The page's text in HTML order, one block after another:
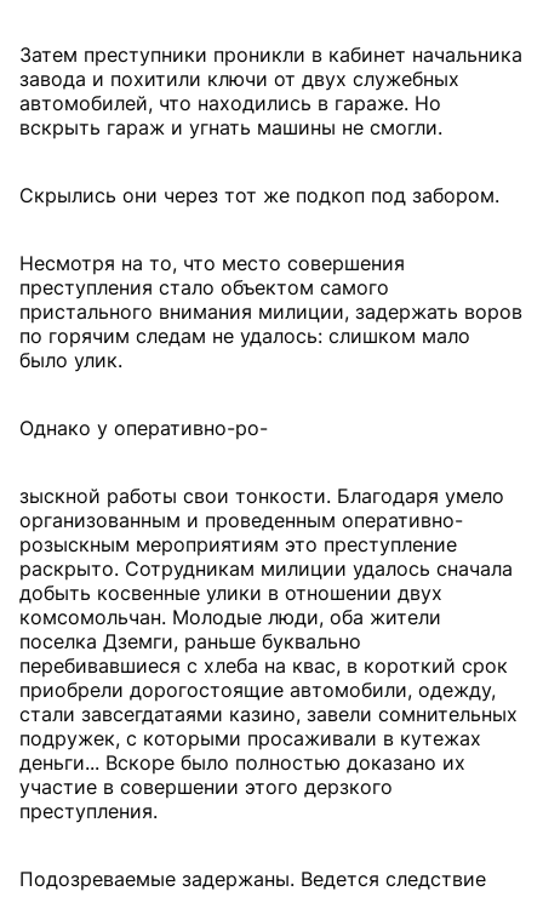
Затем преступники проникли в кабинет начальника
завода и похитили ключи от двух служебных
автомобилей, что находились в гараже. Но
вскрыть гараж и угнать машины не смогли.
Скрылись они через тот же подкоп под забором.
Несмотря на то, что место совершения
преступления стало объектом самого
пристального внимания милиции, задержать воров
по горячим следам не удалось: слишком мало
было улик.
Однако у оперативно-ро-
зыскной работы свои тонкости. Благодаря умело
организованным и проведенным оперативно-
розыскным мероприятиям это преступление
раскрыто. Сотрудникам милиции удалось сначала
добыть косвенные улики в отношении двух
комсомольчан. Молодые люди, оба жители
поселка Дземги, раньше буквально
перебивавшиеся с хлеба на квас, в короткий срок
приобрели дорогостоящие автомобили, одежду,
стали завсегдатаями казино, завели сомнительных
подружек, с которыми просаживали в кутежах
деньги... Вскоре было полностью доказано их
участие в совершении этого дерзкого
преступления.
Подозреваемые задержаны. Ведется следствие